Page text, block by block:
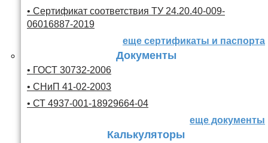
• Сертификат соответствия ТУ 24.20.40-009-
06016887-2019
еще сертификаты и паспорта
Документы
• ГОСТ 30732-2006
• СНиП 41-02-2003
• СТ 4937-001-18929664-04
еще документы
Калькуляторы